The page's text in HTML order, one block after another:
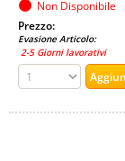
Non Disponibile
Prezzo:
Evasione Articolo:
2-5 Giorni lavorativi